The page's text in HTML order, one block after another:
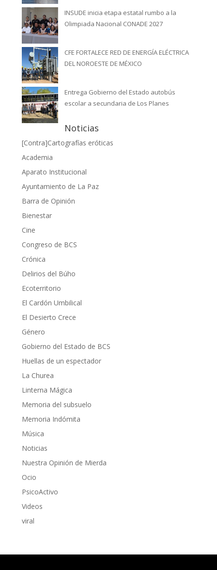
INSUDE inicia etapa estatal rumbo a la
Olimpiada Nacional CONADE 2027
CFE FORTALECE RED DE ENERGÍA ELÉCTRICA
DEL NOROESTE DE MÉXICO
Entrega Gobierno del Estado autobús
escolar a secundaria de Los Planes
Noticias
[Contra]Cartografías eróticas
Academia
Aparato Institucional
Ayuntamiento de La Paz
Barra de Opinión
Bienestar
Cine
Congreso de BCS
Crónica
Delirios del Búho
Ecoterritorio
El Cardón Umbilical
El Desierto Crece
Género
Gobierno del Estado de BCS
Huellas de un espectador
La Churea
Linterna Mágica
Memoria del subsuelo
Memoria Indómita
Música
Noticias
Nuestra Opinión de Mierda
Ocio
PsicoActivo
Videos
viral